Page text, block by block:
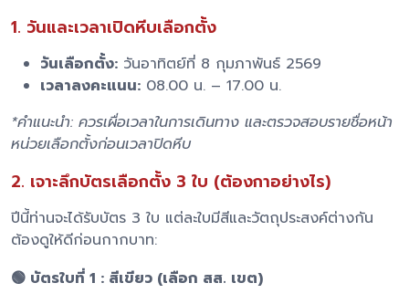
1. วันและเวลาเปิดหีบเลือกตั้ง
วันเลือกตั้ง: วันอาทิตย์ที่ 8 กุมภาพันธ์ 2569
เวลาลงคะแนน: 08.00 น. – 17.00 น.
*คำแนะนำ: ควรเผื่อเวลาในการเดินทาง และตรวจสอบรายชื่อหน้า
หน่วยเลือกตั้งก่อนเวลาปิดหีบ
2. เจาะลึกบัตรเลือกตั้ง 3 ใบ (ต้องกาอย่างไร)
ปีนี้ท่านจะได้รับบัตร 3 ใบ แต่ละใบมีสีและวัตถุประสงค์ต่างกัน
ต้องดูให้ดีก่อนกากบาท:
🟢 บัตรใบที่ 1 : สีเขียว (เลือก สส. เขต)